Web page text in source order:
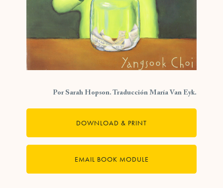
Por Sarah Hopson. Traducción María Van Eyk.
DOWNLOAD & PRINT
EMAIL BOOK MODULE